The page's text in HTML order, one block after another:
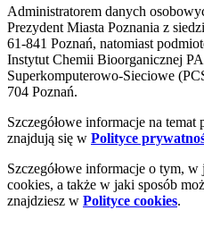
Administratorem danych
Prezydent Miasta Poznania z
61-841 Poznań, natomiast
Instytut Chemii Bioorganicznej
Superkomputerowo-Sieciowe
704 Poznań.
Szczegółowe informacje na
znajdują się w Polityce
Szczegółowe informacje o tym,
cookies, a także w jaki sposób
znajdziesz w Polityce cookies.